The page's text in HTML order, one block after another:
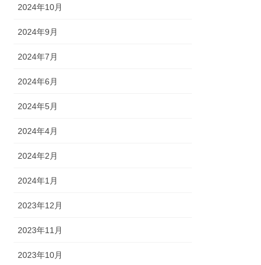
2024年10月
2024年9月
2024年7月
2024年6月
2024年5月
2024年4月
2024年2月
2024年1月
2023年12月
2023年11月
2023年10月